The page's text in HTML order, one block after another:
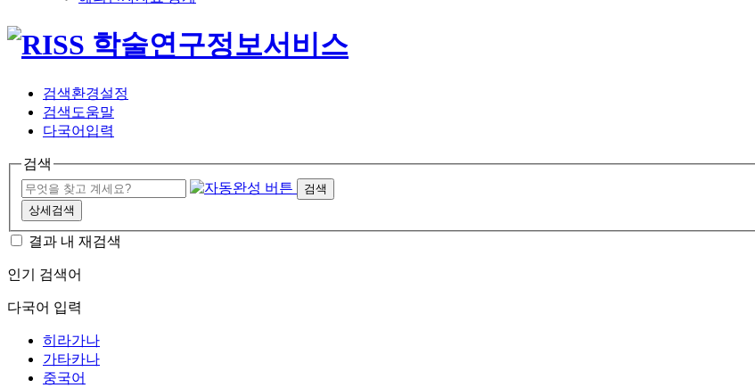
검색환경설정
검색도움말
다국어입력
검색
검색
상세검색
결과 내 재검색
인기 검색어
다국어 입력
히라가나
가타카나
중국어